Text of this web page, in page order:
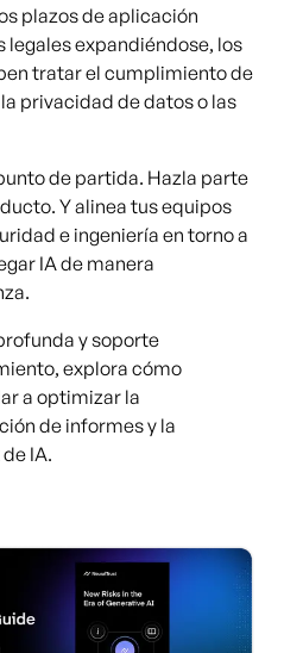
plazos de aplicación
legales expandiéndose, los
tratar el cumplimiento de
privacidad de datos o las
de partida. Hazla parte
Y alinea tus equipos
e ingeniería en torno a
IA de manera
y soporte
explora cómo
a optimizar la
de informes y la
IA.